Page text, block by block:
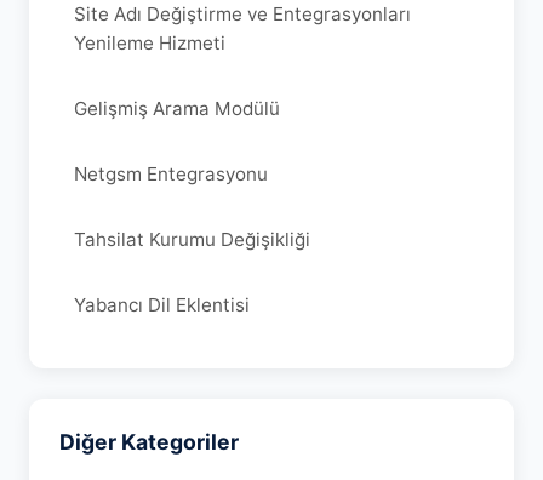
Site Adı Değiştirme ve Entegrasyonları
Yenileme Hizmeti
Gelişmiş Arama Modülü
Netgsm Entegrasyonu
Tahsilat Kurumu Değişikliği
Yabancı Dil Eklentisi
Diğer Kategoriler